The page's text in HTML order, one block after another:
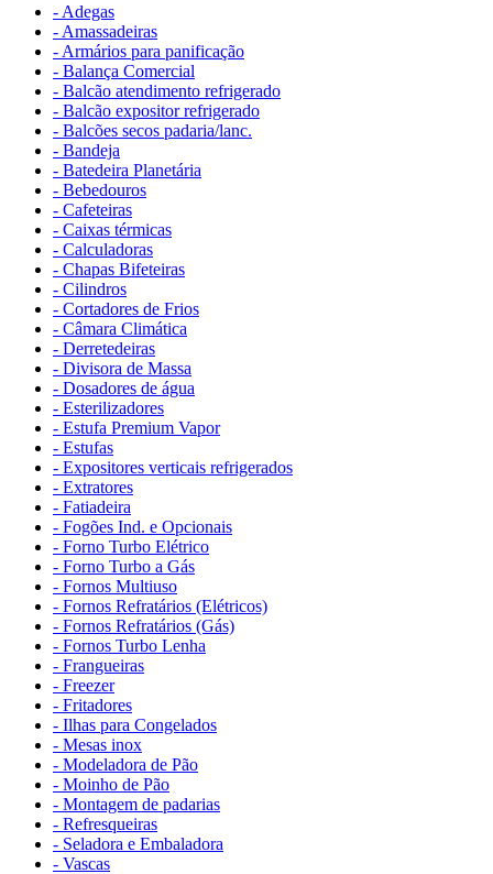
- Adegas
- Amassadeiras
- Armários para panificação
- Balança Comercial
- Balcão atendimento refrigerado
- Balcão expositor refrigerado
- Balcões secos padaria/lanc.
- Bandeja
- Batedeira Planetária
- Bebedouros
- Cafeteiras
- Caixas térmicas
- Calculadoras
- Chapas Bifeteiras
- Cilindros
- Cortadores de Frios
- Câmara Climática
- Derretedeiras
- Divisora de Massa
- Dosadores de água
- Esterilizadores
- Estufa Premium Vapor
- Estufas
- Expositores verticais refrigerados
- Extratores
- Fatiadeira
- Fogões Ind. e Opcionais
- Forno Turbo Elétrico
- Forno Turbo a Gás
- Fornos Multiuso
- Fornos Refratários (Elétricos)
- Fornos Refratários (Gás)
- Fornos Turbo Lenha
- Frangueiras
- Freezer
- Fritadores
- Ilhas para Congelados
- Mesas inox
- Modeladora de Pão
- Moinho de Pão
- Montagem de padarias
- Refresqueiras
- Seladora e Embaladora
- Vascas